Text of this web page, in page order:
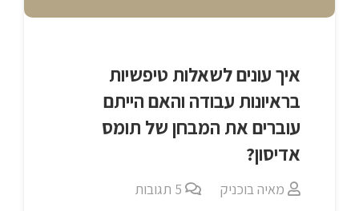
איך עונים לשאלות טיפשיות
בראיונות עבודה והאם הייתם
עוברים את המבחן של תומס
אדיסון?
מאיה בוכניק 5 תגובות